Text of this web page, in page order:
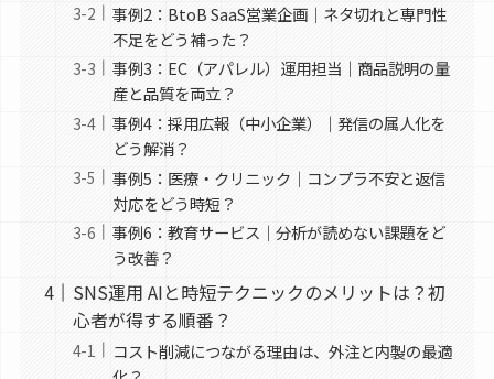
事例2：BtoB SaaS営業企画｜ネタ切れと専門性
不足をどう補った？
事例3：EC（アパレル）運用担当｜商品説明の量
産と品質を両立？
事例4：採用広報（中小企業）｜発信の属人化を
どう解消？
事例5：医療・クリニック｜コンプラ不安と返信
対応をどう時短？
事例6：教育サービス｜分析が読めない課題をど
う改善？
SNS運用 AIと時短テクニックのメリットは？初
心者が得する順番？
コスト削減につながる理由は、外注と内製の最適